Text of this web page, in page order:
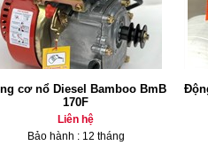
cơ nổ Diesel Bamboo BmB
170F
Liên hệ
Bảo hành : 12 tháng